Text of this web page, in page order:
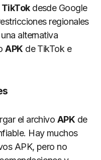
desde Google
regionales
alternativa
APK de TikTok e
el archivo APK de
Hay muchos
APK, pero no